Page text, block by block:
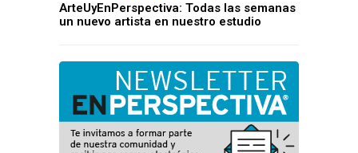
ArteUyEnPerspectiva: Todas las semanas
un nuevo artista en nuestro estudio